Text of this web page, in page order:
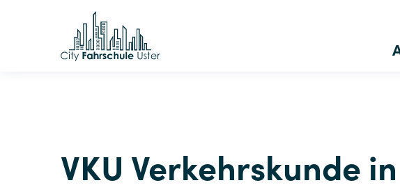
VKU Verkehrskunde